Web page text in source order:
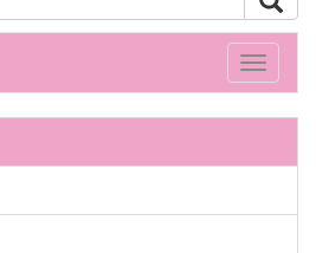
Toggle